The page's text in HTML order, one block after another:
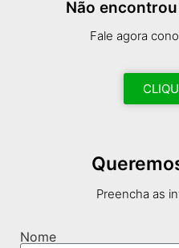
Não
Fale agora
Preencha as
Nome